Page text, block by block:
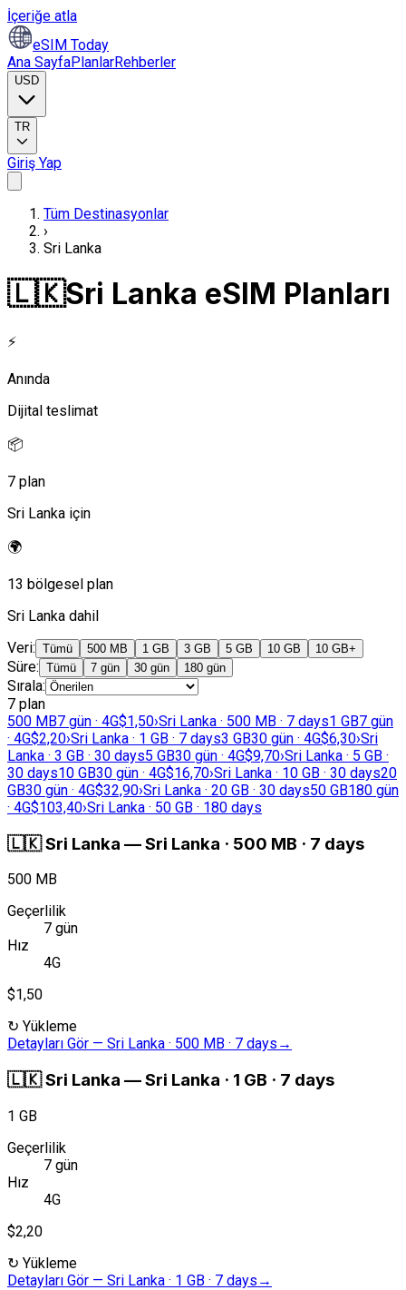
İçeriğe atla
eSIM Today
Ana SayfaPlanlarRehberler
USD
TR
Giriş Yap
Tüm Destinasyonlar
›
Sri Lanka
🇱🇰Sri Lanka eSIM Planları
⚡
Anında
Dijital teslimat
📦
7 plan
Sri Lanka için
🌍
13 bölgesel plan
Sri Lanka dahil
Veri: Tümü 500 MB 1 GB 3 GB 5 GB 10 GB 10 GB+
Süre: Tümü 7 gün 30 gün 180 gün
Sırala:
7 plan
500 MB7 gün · 4G$1,50›Sri Lanka · 500 MB · 7 days1 GB7 gün
· 4G$2,20›Sri Lanka · 1 GB · 7 days3 GB30 gün · 4G$6,30›Sri
Lanka · 3 GB · 30 days5 GB30 gün · 4G$9,70›Sri Lanka · 5 GB ·
30 days10 GB30 gün · 4G$16,70›Sri Lanka · 10 GB · 30 days20
GB30 gün · 4G$32,90›Sri Lanka · 20 GB · 30 days50 GB180 gün
· 4G$103,40›Sri Lanka · 50 GB · 180 days
🇱🇰Sri Lanka —Sri Lanka · 500 MB · 7 days
500 MB
Geçerlilik
7 gün
Hız
4G
$1,50
↻ Yükleme
Detayları Gör — Sri Lanka · 500 MB · 7 days →
🇱🇰Sri Lanka —Sri Lanka · 1 GB · 7 days
1 GB
Geçerlilik
7 gün
Hız
4G
$2,20
↻ Yükleme
Detayları Gör — Sri Lanka · 1 GB · 7 days →